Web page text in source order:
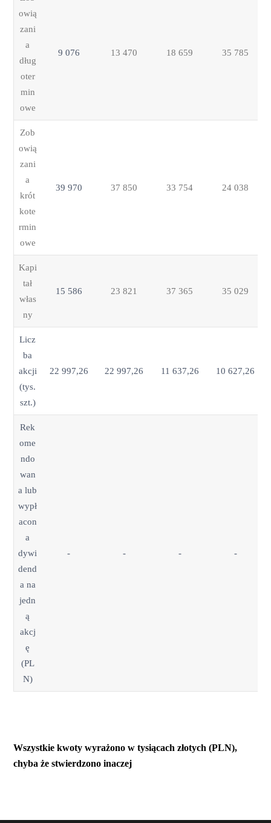
owią
zani
a
dług
oter
min
owe
9 076 13 470 18 659 35 785
Zob
owią
zani
a
krót
kote
rmin
owe
39 970 37 850 33 754 24 038
Kapi
tał
włas
ny
15 586 23 821 37 365 35 029
Licz
ba
akcji
(tys.
szt.)
22 997,26 22 997,26 11 637,26 10 627,26
Rek
ome
ndo
wan
a lub
wypł
acon
a
dywi
dend
a na
jedn
ą
akcj
ę
(PL
N)
- - - -
Wszystkie kwoty wyrażono w tysiącach złotych (PLN),
chyba że stwierdzono inaczej